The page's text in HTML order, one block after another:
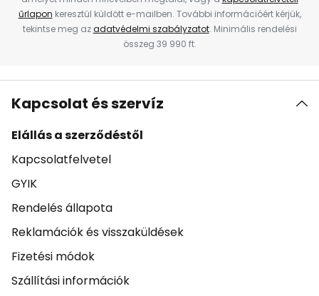
űrlapon keresztül küldött e-mailben. További információért kérjük,
tekintse meg azadatvédelmi szabályzatot. Minimális rendelési
összeg 39 990 ft.
Kapcsolat és szervíz
Elállás a szerződéstől
Kapcsolatfelvetel
GYIK
Rendelés állapota
Reklamációk és visszaküldések
Fizetési módok
Szállítási információk